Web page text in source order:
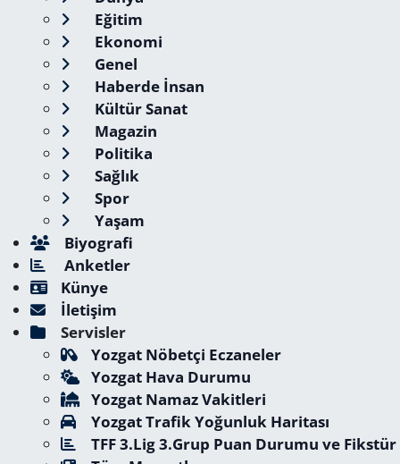
Eğitim
Ekonomi
Genel
Haberde İnsan
Kültür Sanat
Magazin
Politika
Sağlık
Spor
Yaşam
Biyografi
Anketler
Künye
İletişim
Servisler
Yozgat Nöbetçi Eczaneler
Yozgat Hava Durumu
Yozgat Namaz Vakitleri
Yozgat Trafik Yoğunluk Haritası
TFF 3.Lig 3.Grup Puan Durumu ve Fikstür